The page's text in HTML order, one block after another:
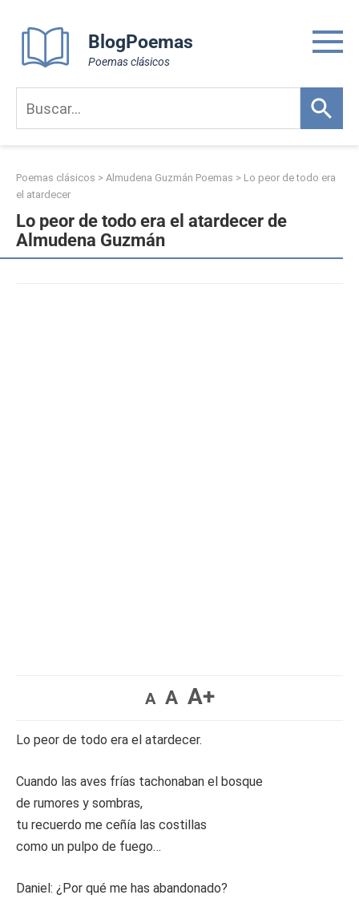
content
BlogPoemas
Poemas clásicos
Poemas clásicos > Almudena Guzmán Poemas > Lo peor de todo era
el atardecer
Lo peor de todo era el atardecer de
Almudena Guzmán
A A A+
Lo peor de todo era el atardecer.
Cuando las aves frías tachonaban el bosque
de rumores y sombras,
tu recuerdo me ceñía las costillas
como un pulpo de fuego…
Daniel: ¿Por qué me has abandonado?